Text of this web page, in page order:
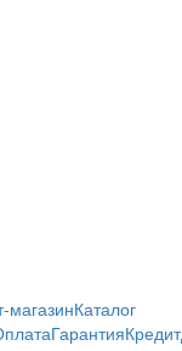
магазинКаталог
ГарантияКредит